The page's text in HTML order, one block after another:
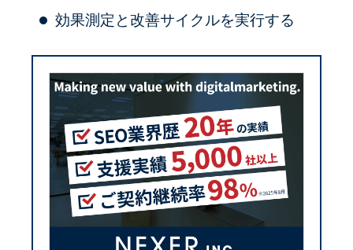
効果測定と改善サイクルを実行する